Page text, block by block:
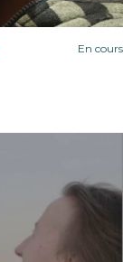
En cours